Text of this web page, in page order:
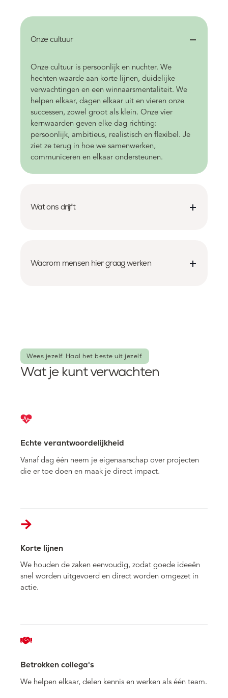
Onze cultuur
Onze cultuur is persoonlijk en nuchter. We
hechten waarde aan korte lijnen, duidelijke
verwachtingen en een winnaarsmentaliteit. We
helpen elkaar, dagen elkaar uit en vieren onze
successen, zowel groot als klein. Onze vier
kernwaarden geven elke dag richting:
persoonlijk, ambitieus, realistisch en flexibel. Je
ziet ze terug in hoe we samenwerken,
communiceren en elkaar ondersteunen.
Wat ons drijft
Waarom mensen hier graag werken
Wees jezelf. Haal het beste uit jezelf.
Wat je kunt verwachten
Echte verantwoordelijkheid
Vanaf dag één neem je eigenaarschap over projecten
die er toe doen en maak je direct impact.
Korte lijnen
We houden de zaken eenvoudig, zodat goede ideeën
snel worden uitgevoerd en direct worden omgezet in
actie.
Betrokken collega's
We helpen elkaar, delen kennis en werken als één team.